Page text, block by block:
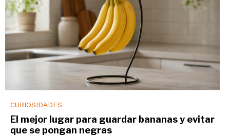
CURIOSIDADES
El mejor lugar para guardar bananas y evitar
que se pongan negras